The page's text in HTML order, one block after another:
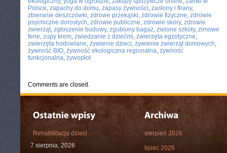
Polsce, zapachy do domu, zapasy żywności, zasłony i firany,
zbieranie deszczówki, zdrowe przekąski, zdrowie fizyczne, zdrowie
psychiczne dorosłych, zdrowie publiczne, zdrowie skóry, zdrowie
zwierząt, zgłoszenie budowy, zgubiony bagaż, zielone szkoły, zimowe
ferie, zupy krem, zwiedzanie z dziećmi, zwierzęta egzotyczne,
zwierzęta hodowlane, żywienie dzieci, żywienie zwierząt domowych,
żywność BIO, żywność ekologiczna regionalna, żywność
funkcjonalna, żywopłot
Comments are closed.
Rehabilitacja dzieci
7 sierpnia, 2026
sierpień 2026
lipiec 2026